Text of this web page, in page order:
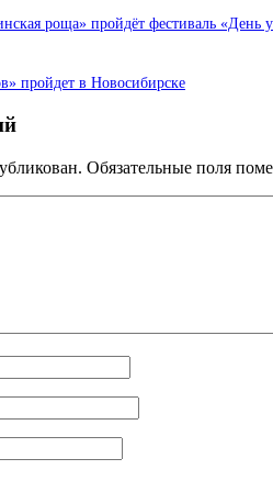
роща» пройдёт фестиваль «День
пройдет в Новосибирске
Обязательные поля